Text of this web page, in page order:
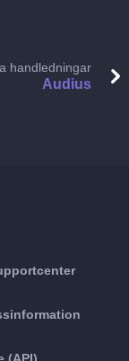
handledningar
Audius